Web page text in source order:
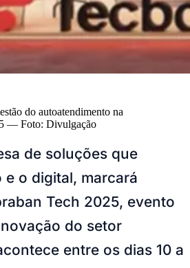
do autoatendimento na
de soluções que
e o digital, marcará
Tech 2025, evento
do setor
entre os dias 10 a
Expo Center,